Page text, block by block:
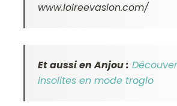
www.loireevasion.com/
Et aussi en Anjou :
insolites en mode troglo